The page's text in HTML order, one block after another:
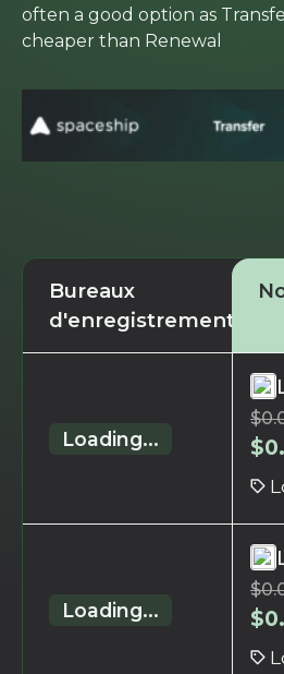
often a good option as
cheaper than Renewal
Bureaux
d'enregistrement
Loading...
$
$
Loading...
$
$